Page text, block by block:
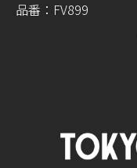
品番：FV899